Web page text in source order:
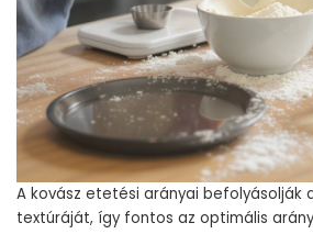
A kovász etetési arányai befolyásolják
textúráját, így fontos az optimális